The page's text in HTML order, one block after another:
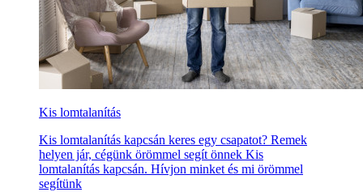
Kis lomtalanítás
Kis lomtalanítás kapcsán keres egy csapatot? Remek
helyen jár, cégünk örömmel segít önnek Kis
lomtalanítás kapcsán. Hívjon minket és mi örömmel
segítünk